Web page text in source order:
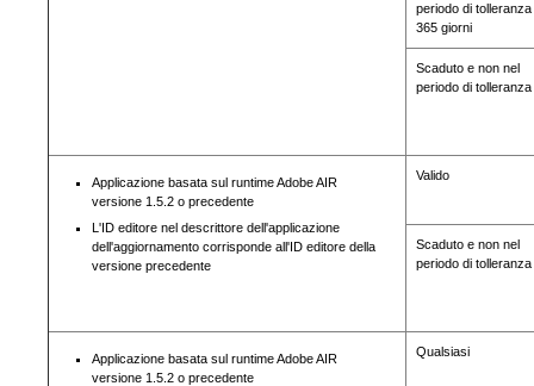
periodo di tolleranza
365 giorni
Scaduto e non nel
periodo di tolleranza
Applicazione basata sul runtime Adobe AIR
versione 1.5.2 o precedente
L'ID editore nel descrittore dell'applicazione
dell'aggiornamento corrisponde all'ID editore della
versione precedente
Valido
Scaduto e non nel
periodo di tolleranza
Applicazione basata sul runtime Adobe AIR
versione 1.5.2 o precedente
Qualsiasi